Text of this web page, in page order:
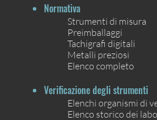
Normativa
Strumenti di misura
Preimballaggi
Tachigrafi digitali
Metalli preziosi
Elenco completo
Verificazione degli strumenti
Elenchi organismi di
Elenco storico dei